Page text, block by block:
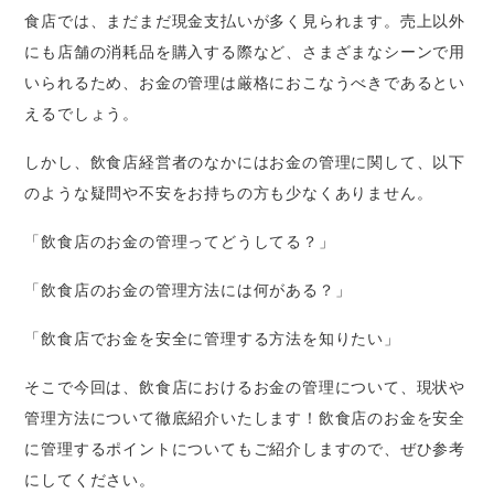
食店では、まだまだ現金支払いが多く見られます。売上以外
にも店舗の消耗品を購入する際など、さまざまなシーンで用
いられるため、お金の管理は厳格におこなうべきであるとい
えるでしょう。
しかし、飲食店経営者のなかにはお金の管理に関して、以下
のような疑問や不安をお持ちの方も少なくありません。
「飲食店のお金の管理ってどうしてる？」
「飲食店のお金の管理方法には何がある？」
「飲食店でお金を安全に管理する方法を知りたい」
そこで今回は、飲食店におけるお金の管理について、現状や
管理方法について徹底紹介いたします！飲食店のお金を安全
に管理するポイントについてもご紹介しますので、ぜひ参考
にしてください。